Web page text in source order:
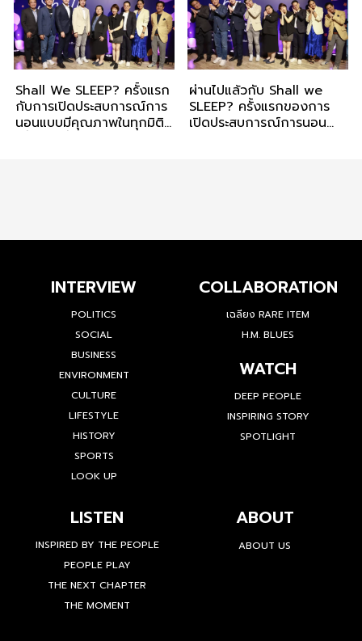
Shall We SLEEP? ครั้งแรก
กับการเปิดประสบการณ์การ
นอนแบบมีคุณภาพในทุกมิติ
ผ่านไปแล้วกับ Shall we
SLEEP? ครั้งแรกของการ
เปิดประสบการณ์การนอน
INTERVIEW
POLITICS
SOCIAL
BUSINESS
ENVIRONMENT
CULTURE
LIFESTYLE
HISTORY
SPORTS
LOOK UP
COLLABORATION
เฉลียง RARE ITEM
H.M. BLUES
WATCH
DEEP PEOPLE
INSPIRING STORY
SPOTLIGHT
LISTEN
INSPIRED BY THE PEOPLE
PEOPLE PLAY
THE NEXT CHAPTER
THE MOMENT
ABOUT
ABOUT US